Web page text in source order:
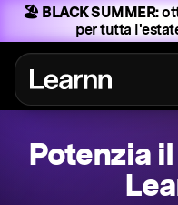
🏖️ BLACK SUMMER:
per tutta
Potenzia